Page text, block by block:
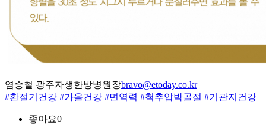
염승철 광주자생한방병원장bravo@etoday.co.kr
#환절기건강 #가을건강 #면역력 #척추압박골절 #기관지건강
좋아요0